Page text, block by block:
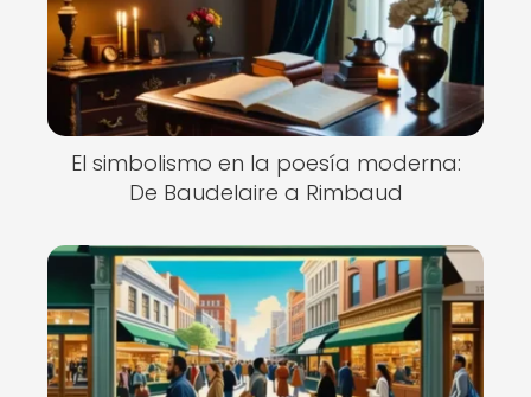
El simbolismo en la poesía moderna:
De Baudelaire a Rimbaud